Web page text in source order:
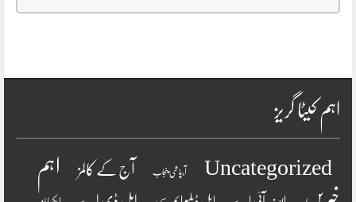
اہم کیٹا گریز
Uncategorized آبپاشی پنجاب آج کے کالمز
اہم
خبریں